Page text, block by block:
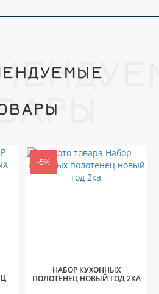
-5%
НАБОР КУХОННЫХ
ПОЛОТЕНЕЦ НОВЫЙ ГОД 2КА